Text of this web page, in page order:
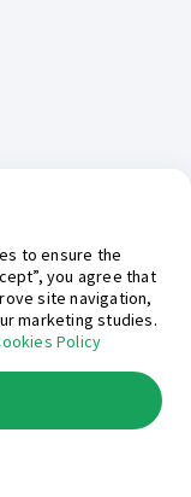
ayudarte hoy?
to ensure the
you agree that
site navigation,
marketing studies.
Policy